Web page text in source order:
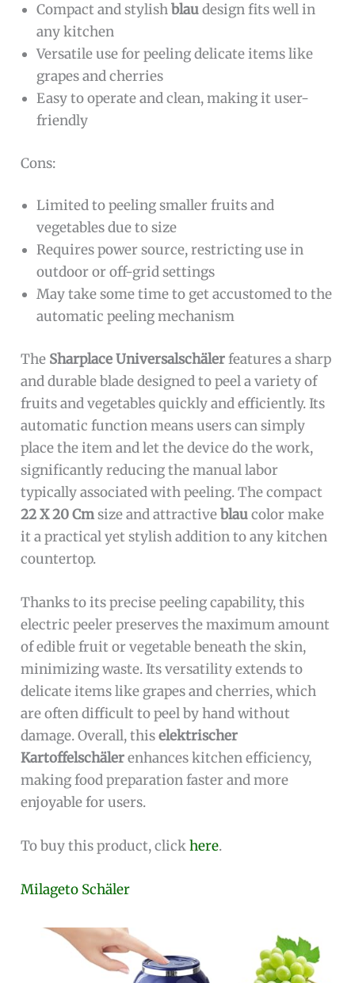
Compact and stylishblaudesign fits well in
any kitchen
Versatile use for peeling delicate items like
grapes and cherries
Easy to operate and clean, making it user-
friendly
Cons:
Limited to peeling smaller fruits and
vegetables due to size
Requires power source, restricting use in
outdoor or off-grid settings
May take some time to get accustomed to the
automatic peeling mechanism
The Sharplace Universalschälerfeatures a sharp
and durable blade designed to peel a variety of
fruits and vegetables quickly and efficiently. Its
automatic function means users can simply
place the item and let the device do the work,
significantly reducing the manual labor
typically associated with peeling. The compact
22 X 20 Cmsize and attractiveblaucolor make
it a practical yet stylish addition to any kitchen
countertop.
Thanks to its precise peeling capability, this
electric peeler preserves the maximum amount
of edible fruit or vegetable beneath the skin,
minimizing waste. Its versatility extends to
delicate items like grapes and cherries, which
are often difficult to peel by hand without
damage. Overall, thiselektrischer
Kartoffelschälerenhances kitchen efficiency,
making food preparation faster and more
enjoyable for users.
To buy this product, clickhere.
Milageto Schäler